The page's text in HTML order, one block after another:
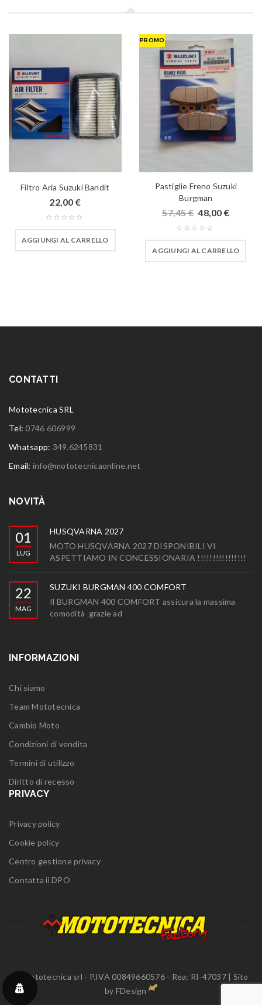
Filtro Aria Suzuki Bandit
22,00 €
AGGIUNGI AL CARRELLO
PROMO
Pastiglie Freno Suzuki
Burgman
57,45€ 48,00 €
AGGIUNGI AL CARRELLO
CONTATTI
Mototecnica SRL
Tel:0746 606999
Whatsapp: 349.6245831
Email: info@mototecnicaonline.net
NOVITÀ
01
LUG
HUSQVARNA 2027
MOTO HUSQVARNA 2027 DISPONIBILI VI
ASPETTIAMO IN CONCESSIONARIA !!!!!!!!!!!!!!!!
22
MAG
SUZUKI BURGMAN 400 COMFORT
Il BURGMAN 400 COMFORT assicura la massima
comodità grazie ad
INFORMAZIONI
Chi siamo
Team Mototecnica
Cambio Moto
Condizioni di vendita
Termini di utilizzo
Diritto di recesso
PRIVACY
Privacy policy
Cookie policy
Centro gestione privacy
Contatta il DPO
© Mototecnica srl - P.IVA 00849660576 - Rea: RI-47037 | Sito
by FDesign